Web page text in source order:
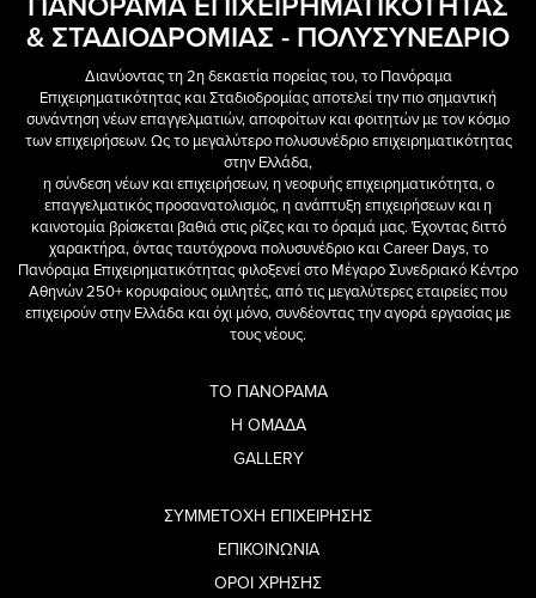
& ΣΤΑΔΙΟΔΡΟΜΙΑΣ - ΠΟΛΥΣΥΝΕΔΡΙΟ
Διανύοντας τη 2η δεκαετία πορείας του, το Πανόραμα
Επιχειρηματικότητας και Σταδιοδρομίας αποτελεί την πιο σημαντική
συνάντηση νέων επαγγελματιών, αποφοίτων και φοιτητών με τον κόσμο
των επιχειρήσεων. Ως το μεγαλύτερο πολυσυνέδριο επιχειρηματικότητας
στην Ελλάδα,
η σύνδεση νέων και επιχειρήσεων, η νεοφυής επιχειρηματικότητα, ο
επαγγελματικός προσανατολισμός, η ανάπτυξη επιχειρήσεων και η
καινοτομία βρίσκεται βαθιά στις ρίζες και το όραμά μας. Έχοντας διττό
χαρακτήρα, όντας ταυτόχρονα πολυσυνέδριο και Career Days, το
Πανόραμα Επιχειρηματικότητας φιλοξενεί στο Μέγαρο Συνεδριακό Κέντρο
Αθηνών 250+ κορυφαίους ομιλητές, από τις μεγαλύτερες εταιρείες που
επιχειρούν στην Ελλάδα και όχι μόνο, συνδέοντας την αγορά εργασίας με
τους νέους.
ΤΟ ΠΑΝΟΡΑΜΑ
Η ΟΜΑΔΑ
GALLERY
ΣΥΜΜΕΤΟΧΗ ΕΠΙΧΕΙΡΗΣΗΣ
ΕΠΙΚΟΙΝΩΝΙΑ
ΟΡΟΙ ΧΡΗΣΗΣ